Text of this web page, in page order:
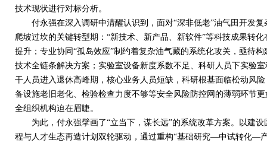
技术现状进行对标分析。
付永强在深入调研中清醒认识到，面对“深非低老”油气田开发复
爬坡过坎的关键转型期：“新技术、新产品、新软件”等科技成果转
提升；专业协同“孤岛效应”制约着复杂油气藏的系统化攻关，亟
技术全链条解决方案；实验室设备新度系数不足、科研人员下实验
干人员进入退休高峰期，核心业务人员短缺，科研根基面临松动风
备设施老旧老化、检验检查力度不够等安全风险防控网的薄弱环节
全组织机构迫在眉睫。
为此，付永强擘画了“立当下，谋长远”的系统改革方案。以建设
程与人才生态再造计划双轮驱动，通过重构“基础研究—中试转化—